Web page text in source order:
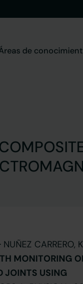
de
CARRERO,
MONITORING
JOINTS USING